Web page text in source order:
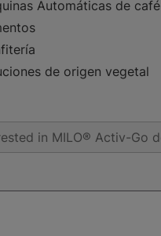
Automáticas de café
de origen vegetal